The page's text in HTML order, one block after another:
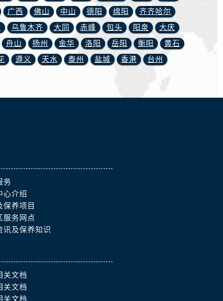
广西 佛山 中山 德阳 绵阳
齐齐哈尔
乌鲁木齐 大同 赤峰 包头 阳泉
大庆
舟山 扬州 金华 洛阳 岳阳 衡阳
黄石
遵义 天水 泰州 盐城 香港 台州
务
心介绍
保养项目
服务网点
讯及保养知识
关文档
关文档
关文档